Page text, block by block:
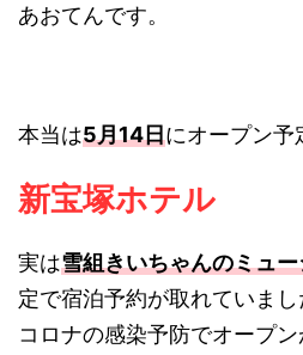
あおてんです。
本当は5月14日にオープン予
新宝塚ホテル
実は雪組きいちゃんのミュ
定で宿泊予約が取れていま
コロナの感染予防でオープン